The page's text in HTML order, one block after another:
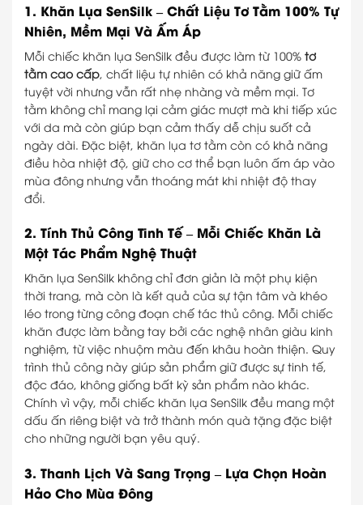
1. Khăn Lụa SenSilk – Chất Liệu Tơ Tằm 100% Tự
Nhiên, Mềm Mại Và Ấm Áp
Mỗi chiếc khăn lụa SenSilk đều được làm từ 100% tơ
tằm cao cấp, chất liệu tự nhiên có khả năng giữ ấm
tuyệt vời nhưng vẫn rất nhẹ nhàng và mềm mại. Tơ
tằm không chỉ mang lại cảm giác mượt mà khi tiếp xúc
với da mà còn giúp bạn cảm thấy dễ chịu suốt cả
ngày dài. Đặc biệt, khăn lụa tơ tằm còn có khả năng
điều hòa nhiệt độ, giữ cho cơ thể bạn luôn ấm áp vào
mùa đông nhưng vẫn thoáng mát khi nhiệt độ thay
đổi.
2. Tính Thủ Công Tinh Tế – Mỗi Chiếc Khăn Là
Một Tác Phẩm Nghệ Thuật
Khăn lụa SenSilk không chỉ đơn giản là một phụ kiện
thời trang, mà còn là kết quả của sự tận tâm và khéo
léo trong từng công đoạn chế tác thủ công. Mỗi chiếc
khăn được làm bằng tay bởi các nghệ nhân giàu kinh
nghiệm, từ việc nhuộm màu đến khâu hoàn thiện. Quy
trình thủ công này giúp sản phẩm giữ được sự tinh tế,
độc đáo, không giống bất kỳ sản phẩm nào khác.
Chính vì vậy, mỗi chiếc khăn lụa SenSilk đều mang một
dấu ấn riêng biệt và trở thành món quà tặng đặc biệt
cho những người bạn yêu quý.
3. Thanh Lịch Và Sang Trọng – Lựa Chọn Hoàn
Hảo Cho Mùa Đông